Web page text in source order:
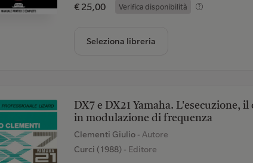
€ 25,00 Verifica disponibilità
Seleziona libreria
DX7 e DX21 Yamaha. L'esecuzione,
in modulazione di frequenza
Clementi Giulio - Autore
Curci (1988)- Editore